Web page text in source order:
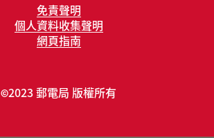
免責聲明
個人資料收集聲明
網頁指南
©2023 郵電局 版權所有